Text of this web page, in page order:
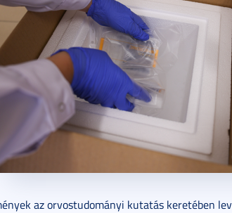
az orvostudományi kutatás keretében